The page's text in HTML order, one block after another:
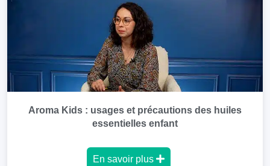
Aroma Kids : usages et précautions des huiles
essentielles enfant
En savoir plus